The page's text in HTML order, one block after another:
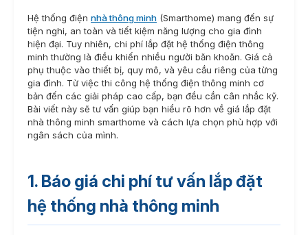
Hệ thống điện nhà thông minh (Smarthome) mang đến sự
tiện nghi, an toàn và tiết kiệm năng lượng cho gia đình
hiện đại. Tuy nhiên, chi phí lắp đặt hệ thống điện thông
minh thường là điều khiến nhiều người băn khoăn. Giá cả
phụ thuộc vào thiết bị, quy mô, và yêu cầu riêng của từng
gia đình. Từ việc thi công hệ thống điện thông minh cơ
bản đến các giải pháp cao cấp, bạn đều cần cân nhắc kỹ.
Bài viết này sẽ tư vấn giúp bạn hiểu rõ hơn về giá lắp đặt
nhà thông minh smarthome và cách lựa chọn phù hợp với
ngân sách của mình.
1. Báo giá chi phí tư vấn lắp đặt
hệ thống nhà thông minh